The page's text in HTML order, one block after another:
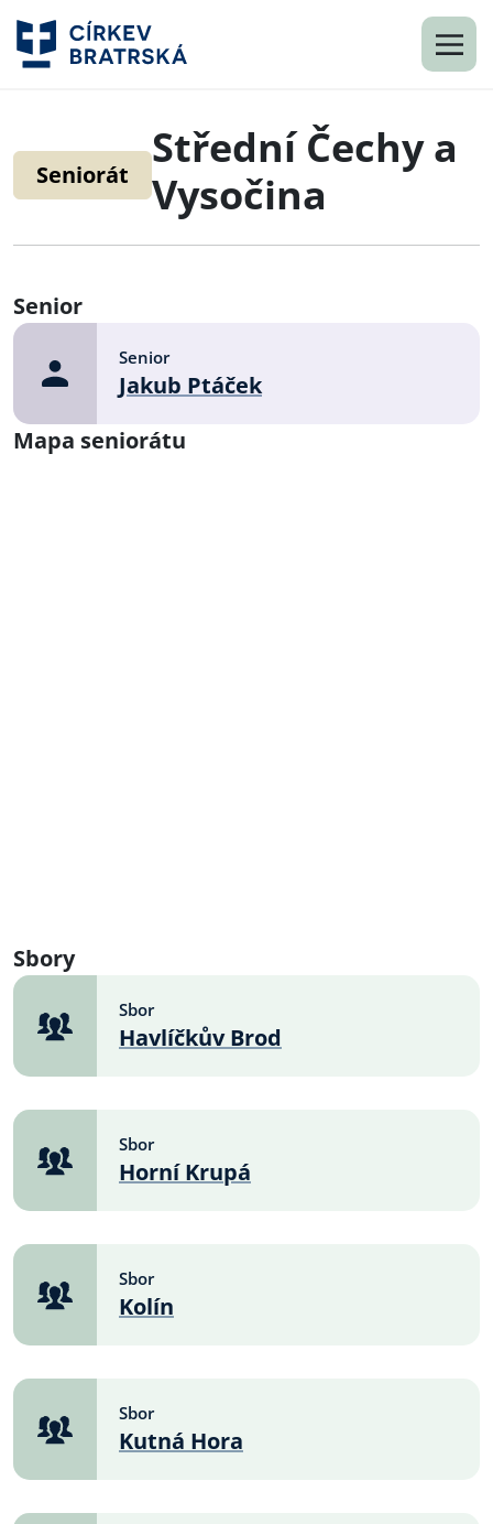
Seniorát
Střední Čechy a
Vysočina
Senior
Senior
Jakub Ptáček
Mapa seniorátu
Sbory
Sbor
Havlíčkův Brod
Sbor
Horní Krupá
Sbor
Kolín
Sbor
Kutná Hora